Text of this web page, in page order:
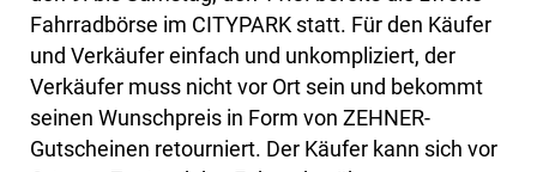
Fahrradbörse im CITYPARK statt. Für den Käufer
und Verkäufer einfach und unkompliziert, der
Verkäufer muss nicht vor Ort sein und bekommt
seinen Wunschpreis in Form von ZEHNER-
Gutscheinen retourniert. Der Käufer kann sich vor